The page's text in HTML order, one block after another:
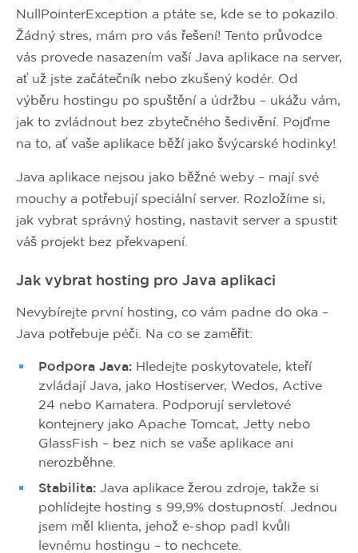
NullPointerException a ptáte se, kde se to pokazilo.
Žádný stres, mám pro vás řešení! Tento průvodce
vás provede nasazením vaší Java aplikace na server,
ať už jste začátečník nebo zkušený kodér. Od
výběru hostingu po spuštění a údržbu – ukážu vám,
jak to zvládnout bez zbytečného šedivění. Pojďme
na to, ať vaše aplikace běží jako švýcarské hodinky!
Java aplikace nejsou jako běžné weby – mají své
mouchy a potřebují speciální server. Rozložíme si,
jak vybrat správný hosting, nastavit server a spustit
váš projekt bez překvapení.
Jak vybrat hosting pro Java aplikaci
Nevybírejte první hosting, co vám padne do oka –
Java potřebuje péči. Na co se zaměřit:
Podpora Java: Hledejte poskytovatele, kteří
zvládají Java, jako Hostiserver, Wedos, Active
24 nebo Kamatera. Podporují servletové
kontejnery jako Apache Tomcat, Jetty nebo
GlassFish – bez nich se vaše aplikace ani
nerozběhne.
Stabilita: Java aplikace žerou zdroje, takže si
pohlídejte hosting s 99,9% dostupností. Jednou
jsem měl klienta, jehož e-shop padl kvůli
levnému hostingu – to nechcete.